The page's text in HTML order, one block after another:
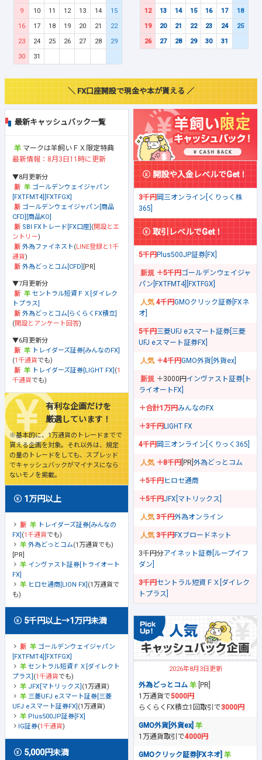
9
10 11 12 13 14
15
16
17 18 19 20 21
22
23
24 25 26 27 28
29
30
31
12
13 14 15 16 17
18
19
20 21 22 23 24
25
26
27 28 29 30 31
＼ FX口座開設で現金や本が貰える ／
最新キャッシュバック一覧
マークは羊飼いＦＸ限定特典
最新情報：8月3日11時に更新
▼8月更新分
ゴールデンウェイジャパン
[FXTFMT4][FXTFGX]
ゴールデンウェイジャパン[商品
CFD][商品KO]
SBI FXトレード[FX口座] (開設とエ
ントリー)
外為ファイネスト(LINE登録と1千
通貨)
外為どっとコム[CFD] [PR]
▼7月更新分
セントラル短資ＦＸ[ダイレク
トプラス]
外為どっとコム[らくらくFX積立]
(開設とアンケート回答)
▼6月更新分
トレイダーズ証券[みんなのFX]
(1千通貨でも)
トレイダーズ証券[LIGHT FX] (1
千通貨でも)
有利な企画だけを
厳選しています！
※基本的に、1万通貨のトレードまでで
貰える企画を対象。それ以外は、規定
の量のトレードをしても、スプレッド
でキャッシュバックがマイナスになら
ないモノを掲載。
1万円以上
トレイダーズ証券[みんなの
FX] (1千通貨でも)
外為どっとコム(1万通貨でも)
[PR]
インヴァスト証券[トライオート
FX]
ヒロセ通商[LION FX] (1万通貨で
も)
5千円以上→1万円未満
ゴールデンウェイジャパン
[FXTFMT4][FXTFGX]
セントラル短資ＦＸ[ダイレクト
プラス] (1千通貨でも)
JFX[マトリックス] (1万通貨)
三菱UFJ eスマート証券[三菱
UFJ eスマート証券FX] (1万通貨)
Plus500JP証券[FX]
IG証券(1千通貨)
5,000円未満
開設や入金レベルでGet！
3千円岡三オンライン[くりっく株
365]
取引レベルでGet！
5千円Plus500JP証券[FX]
＋5千円ゴールデンウェイジャ
パン[FXTFMT4][FXTFGX]
4千円GMOクリック証券[FXネ
オ]
5千円三菱UFJ eスマート証券[三菱
UFJ eスマート証券FX]
＋4千円GMO外貨[外貨ex]
＋3000円 インヴァスト証券[ト
ライオートFX]
＋合計1万円みんなのFX
＋3千円LIGHT FX
4千円岡三オンライン[くりっく365]
＋8千円 [PR] 外為どっとコム
＋5千円ヒロセ通商
＋5千円JFX[マトリックス]
3千円外為オンライン
3千円FXブロードネット
3千円分アイネット証券[ループイフ
ダン]
3千円セントラル短資ＦＸ[ダイレク
トプラス]
2026年8月3日更新
外為どっとコム
[PR]
1万通貨で5000円
らくらくFX積立1回取引で3000円
GMO外貨[外貨ex]
1万通貨取引で4000円
GMOクリック証券[FXネオ]